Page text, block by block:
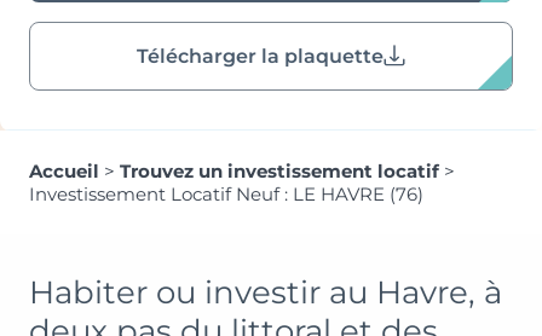
Télécharger la plaquette
Accueil > Trouvez un investissement locatif >
Investissement Locatif Neuf : LE HAVRE (76)
Habiter ou investir au Havre, à